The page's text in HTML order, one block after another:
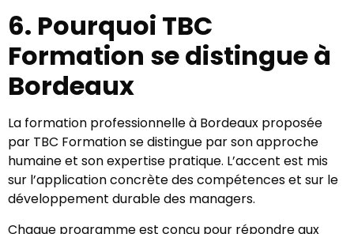
6. Pourquoi TBC
Formation se distingue à
Bordeaux
La formation professionnelle à Bordeaux proposée
par TBC Formation se distingue par son approche
humaine et son expertise pratique. L’accent est mis
sur l’application concrète des compétences et sur le
développement durable des managers.
Chaque programme est conçu pour répondre aux